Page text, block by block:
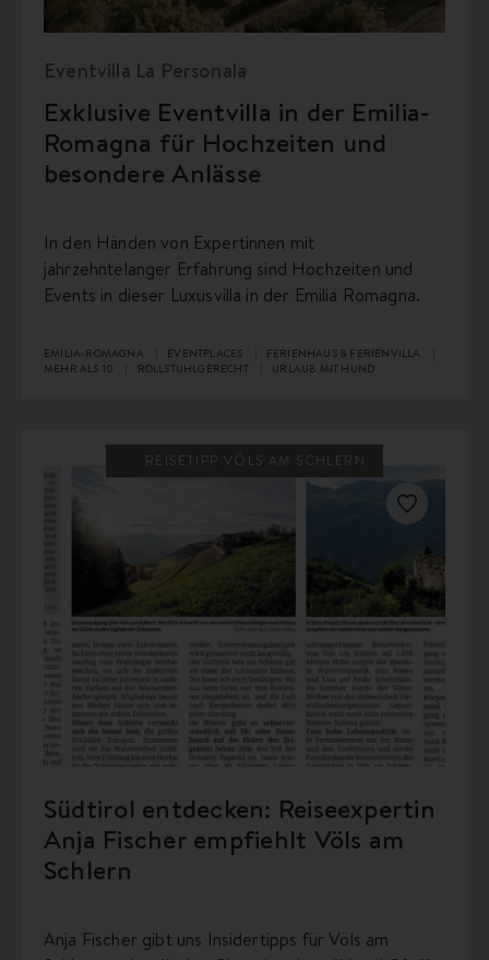
Eventvilla La Personala
Exklusive Eventvilla in der Emilia-
Romagna für Hochzeiten und
besondere Anlässe
In den Händen von Expertinnen mit
jahrzehntelanger Erfahrung sind Hochzeiten und
Events in dieser Luxusvilla in der Emilia Romagna.
EMILIA-ROMAGNA EVENTPLACES
FERIENHAUS & FERIENVILLA
MEHR ALS 10
ROLLSTUHLGERECHT URLAUB MIT HUND
REISETIPP VÖLS AM SCHLERN
Südtirol entdecken: Reiseexpertin
Anja Fischer empfiehlt Völs am
Schlern
Anja Fischer gibt uns Insidertipps für Völs am